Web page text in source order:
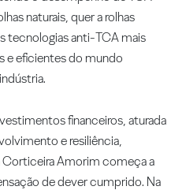
naturais, quer a rolhas
tecnologias anti-TCA mais
e eficientes do mundo
financeiros, aturada
e resiliência,
Amorim começa a
de dever cumprido. Na